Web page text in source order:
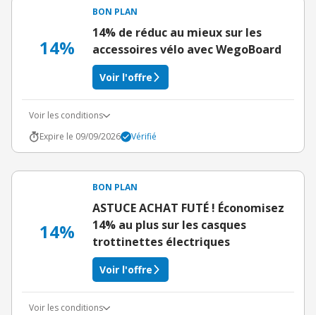
14%
BON PLAN
14% de réduc au mieux sur les
accessoires vélo avec WegoBoard
Voir l'offre
Voir les conditions
Expire le 09/09/2026
Vérifié
14%
BON PLAN
ASTUCE ACHAT FUTÉ ! Économisez
14% au plus sur les casques
trottinettes électriques
Voir l'offre
Voir les conditions